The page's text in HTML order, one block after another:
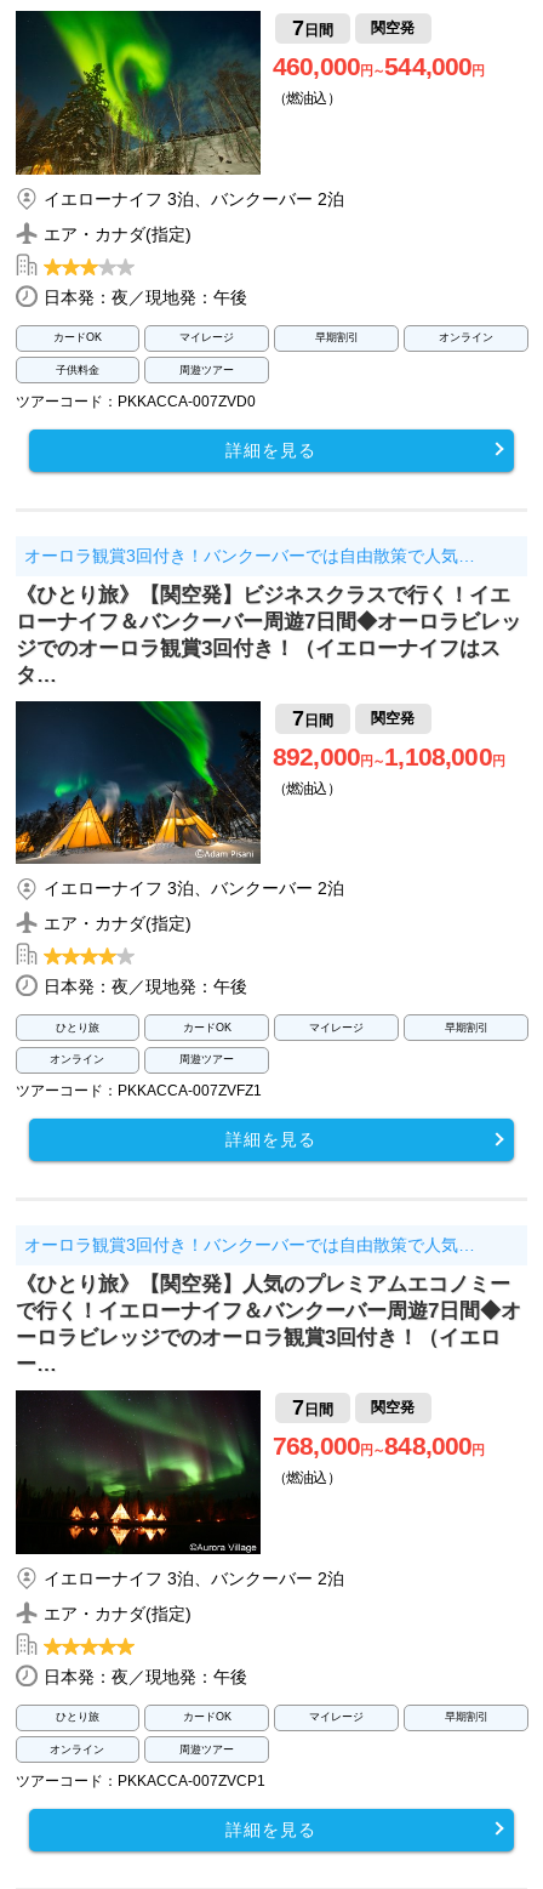
7 日間 関空発
460,000円～544,000円
（燃油込）
イエローナイフ 3泊、バンクーバー 2泊
エア・カナダ(指定)
日本発：夜／現地発：午後
カードOK マイレージ 早期割引 オンライン
子供料金 周遊ツアー
ツアーコード：PKKACCA-007ZVD0
詳細を見る
オーロラ観賞3回付き！バンクーバーでは自由散策で人気…
《ひとり旅》【関空発】ビジネスクラスで行く！イエ
ローナイフ＆バンクーバー周遊7日間◆オーロラビレッ
ジでのオーロラ観賞3回付き！（イエローナイフはス
タ…
7 日間 関空発
892,000円～1,108,000円
（燃油込）
イエローナイフ 3泊、バンクーバー 2泊
エア・カナダ(指定)
日本発：夜／現地発：午後
ひとり旅 カードOK マイレージ 早期割引
オンライン 周遊ツアー
ツアーコード：PKKACCA-007ZVFZ1
詳細を見る
オーロラ観賞3回付き！バンクーバーでは自由散策で人気…
《ひとり旅》【関空発】人気のプレミアムエコノミー
で行く！イエローナイフ＆バンクーバー周遊7日間◆オ
ーロラビレッジでのオーロラ観賞3回付き！（イエロ
ー…
7 日間 関空発
768,000円～848,000円
（燃油込）
イエローナイフ 3泊、バンクーバー 2泊
エア・カナダ(指定)
日本発：夜／現地発：午後
ひとり旅 カードOK マイレージ 早期割引
オンライン 周遊ツアー
ツアーコード：PKKACCA-007ZVCP1
詳細を見る